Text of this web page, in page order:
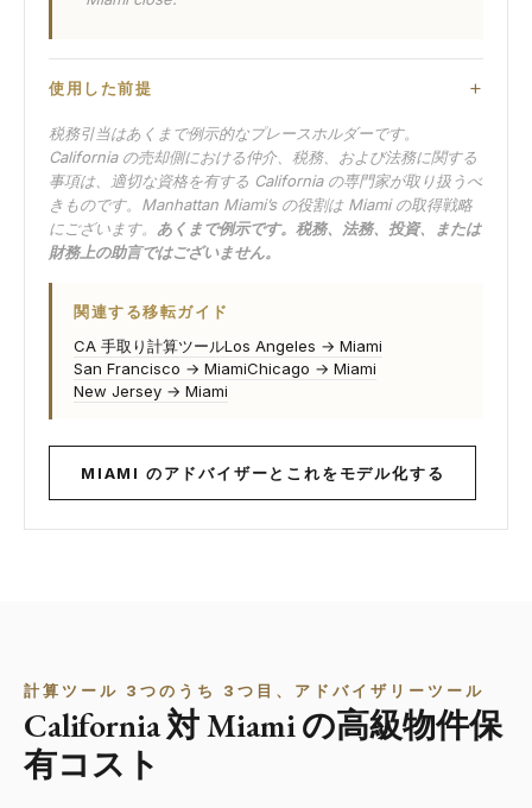
使用した前提
税務引当はあくまで例示的なプレースホルダーです。
California の売却側における仲介、税務、および法務に関する
事項は、適切な資格を有する California の専門家が取り扱うべ
きものです。Manhattan Miami’s の役割は Miami の取得戦略
にございます。 あくまで例示です。税務、法務、投資、または
財務上の助言ではございません。
関連する移転ガイド
CA 手取り計算ツールLos Angeles → Miami
San Francisco → MiamiChicago → Miami
New Jersey → Miami
MIAMI のアドバイザーとこれをモデル化する
計算ツール 3つのうち 3つ目、アドバイザリーツール
California 対 Miami の高級物件保
有コスト